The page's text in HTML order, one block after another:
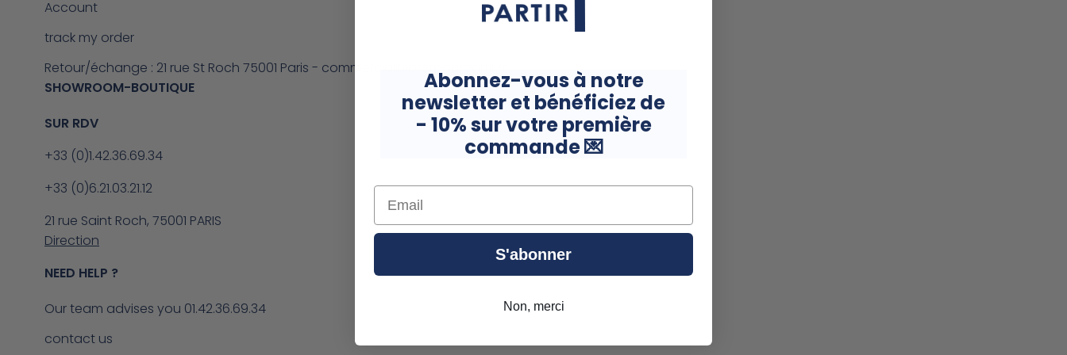
Account
track my order
Retour/échange : 21 rue St Roch 75001 Paris - commercial@pretpourpartir.fr
SHOWROOM-BOUTIQUE
SUR RDV
+33 (0)1.42.36.69.34
+33 (0)6.21.03.21.12
21 rue Saint Roch, 75001 PARIS
Direction
NEED HELP ?
Our team advises you 01.42.36.69.34
contact us
Abonnez-vous à notre
newsletter et bénéficiez de
- 10% sur votre première
commande💌
Email
S'abonner
Non, merci